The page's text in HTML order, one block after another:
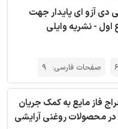
دی آزو ای پایدار جهت
اول - نشریه وایلی
6 صفحات فارسی: 9
فاز مایع به کمک جریان
در محصولات روغنی آرایشی